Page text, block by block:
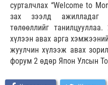
сурталчлах “Welcome to
зах зээлд ажилладаг
төлөөллийг
хүлээн авах арга
жуулчин хүлээж авах
форум 2 өдөр Япон Улсын